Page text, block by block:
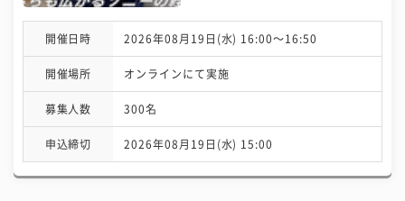
開催日時 2026年08月19日(水) 16:00〜16:50
開催場所 オンラインにて実施
募集人数 300名
申込締切 2026年08月19日(水) 15:00